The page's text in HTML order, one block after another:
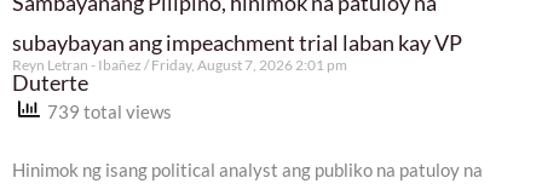
subaybayan ang impeachment trial laban kay VP
Duterte
Reyn Letran - Ibañez Friday, August 7, 2026 2:01 pm
739 total views
Hinimok ng isang political analyst ang publiko na patuloy na